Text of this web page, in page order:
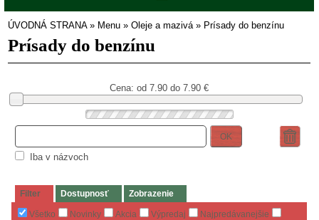
ÚVODNÁ STRANA» Menu » Oleje a mazivá» Prísady do benzínu
Prísady do benzínu
Cena: od 7.90 do 7.90€
OK
Iba v názvoch
Filter Dostupnosť Zobrazenie
Všetko Novinky Akcia Výpredaj
Najpredávanejšie